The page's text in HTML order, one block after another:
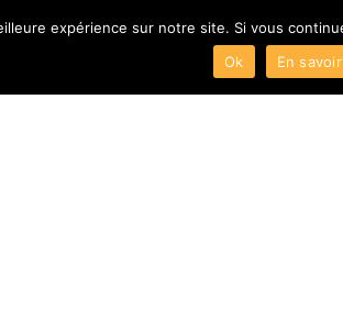
expérience sur notre site. Si vous
Ok
En